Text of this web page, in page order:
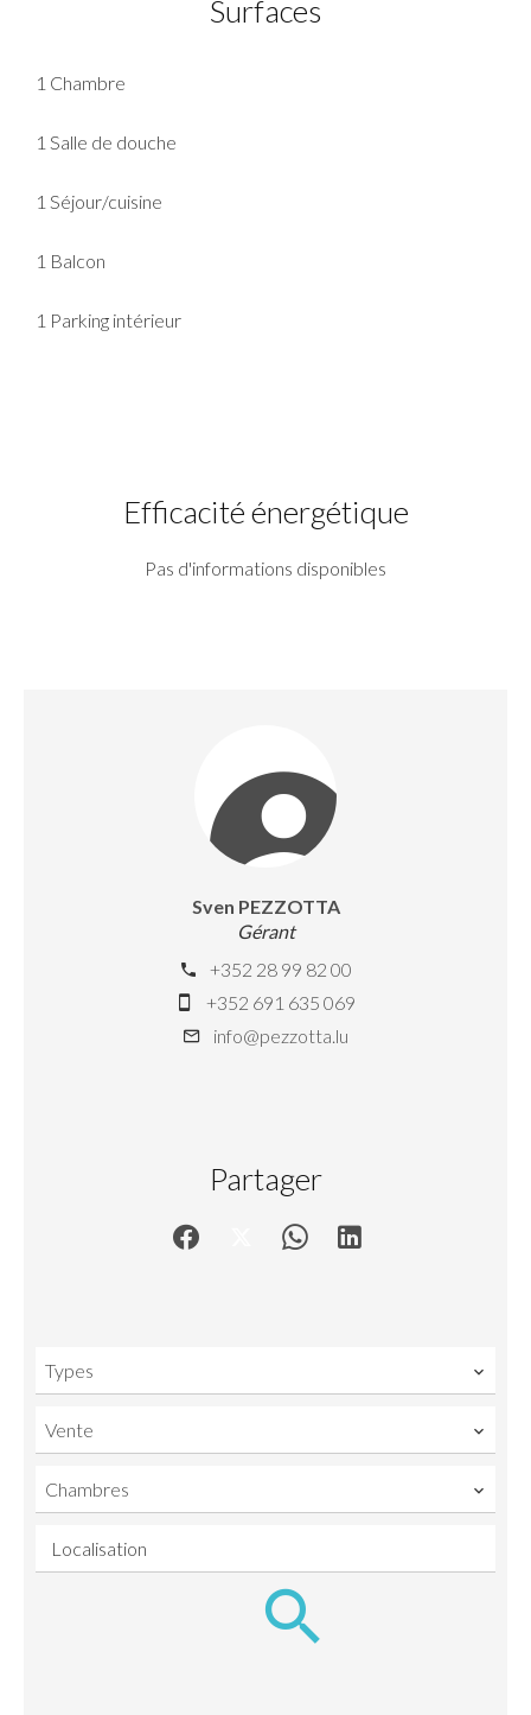
Surfaces
1 Chambre
1 Salle de douche
1 Séjour/cuisine
1 Balcon
1 Parking intérieur
Efficacité énergétique
Pas d'informations disponibles
Sven PEZZOTTA
Gérant
+352 28 99 82 00
+352 691 635 069
info@pezzotta.lu
Partager
Types
Vente
Chambres
Localisation